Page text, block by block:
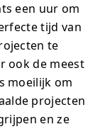
een uur om
tijd van
te
ook de meest
moeilijk om
projecten
en ze